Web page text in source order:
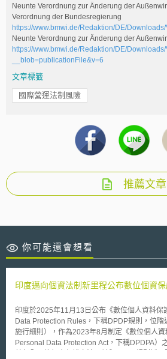
Neunte Verordnung zur Änderung der
Verordnung der Bundesregierung
https://www.bmwi.de/Redaktion/DE/
Neunte Verordnung zur Änderung der
https://www.bmwi.de/Redaktion/DE/
__blob=publicationFile&v=6
文章標籤
國際營運法制風險
推薦文章
你可能還會想看
印度邁向個資法制新里程公布數位個資保
印度於2025年11月13日公布《數位個人資料
Data Protection Rules，下稱DPDP規則，位階
施行細則），作為2023年8月制定《數位個人
Personal Data Protection Act，下稱DPDPA）